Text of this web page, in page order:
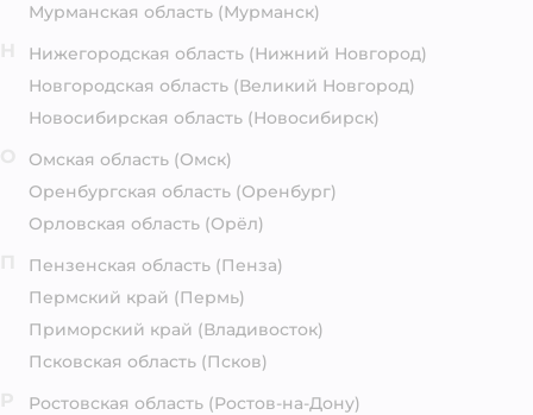
Мурманская область (Мурманск)
Нижегородская область (Нижний Новгород)
Новгородская область (Великий Новгород)
Новосибирская область (Новосибирск)
Омская область (Омск)
Оренбургская область (Оренбург)
Орловская область (Орёл)
Пензенская область (Пенза)
Пермский край (Пермь)
Приморский край (Владивосток)
Псковская область (Псков)
Ростовская область (Ростов-на-Дону)